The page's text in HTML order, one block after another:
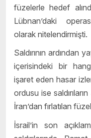
füzelerle hedef
Lübnan’daki
olarak nitelendirmişti.
Saldırının ardından
içerisindeki bir
işaret eden hasar
ordusu ise
İran’dan fırlatılan
İsrail’in son